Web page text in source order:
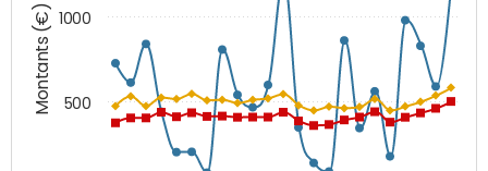
Montants (€) 500
1000